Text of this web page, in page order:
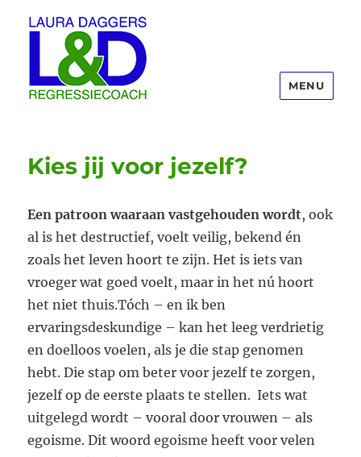
MENU
Kies jij voor jezelf?
Een patroon waaraan vastgehouden wordt, ook
al is het destructief, voelt veilig, bekend én
zoals het leven hoort te zijn. Het is iets van
vroeger wat goed voelt, maar in het nú hoort
het niet thuis.Tóch – en ik ben
ervaringsdeskundige – kan het leeg verdrietig
en doelloos voelen, als je die stap genomen
hebt. Die stap om beter voor jezelf te zorgen,
jezelf op de eerste plaats te stellen. Iets wat
uitgelegd wordt – vooral door vrouwen – als
egoisme. Dit woord egoisme heeft voor velen